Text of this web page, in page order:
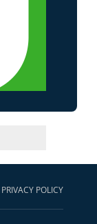
PRIVACY POLICY